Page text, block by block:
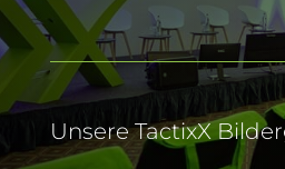
Unsere TactixX